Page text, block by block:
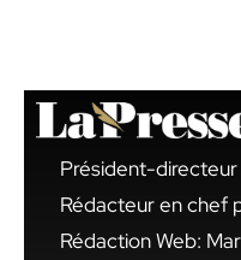
Président-directeur
Rédacteur en chef
Rédaction Web: